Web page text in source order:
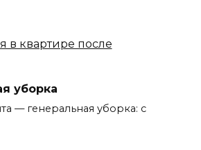
уборка
— генеральная уборка: с